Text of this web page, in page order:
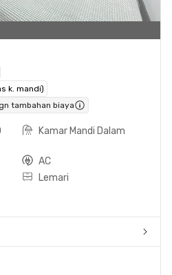
k. mandi)
tambahan biaya
Kamar Mandi Dalam
AC
Lemari